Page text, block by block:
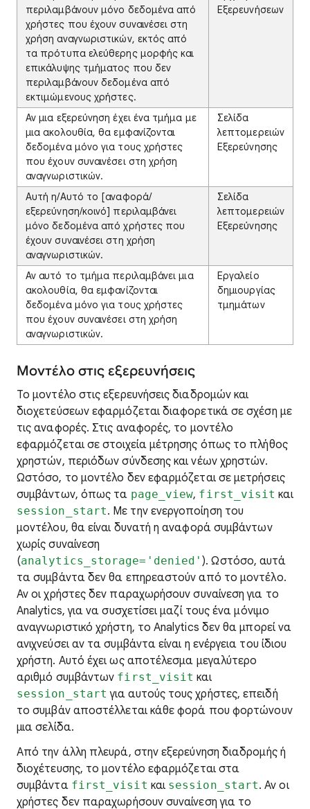
περιλαμβάνουν μόνο δεδομένα από
χρήστες που έχουν συναινέσει στη
χρήση αναγνωριστικών, εκτός από
τα πρότυπα ελεύθερης μορφής και
επικάλυψης τμήματος που δεν
περιλαμβάνουν δεδομένα από
εκτιμώμενους χρήστες.
Εξερευνήσεων
Αν μια εξερεύνηση έχει ένα τμήμα με
μια ακολουθία, θα εμφανίζονται
δεδομένα μόνο για τους χρήστες
που έχουν συναινέσει στη χρήση
αναγνωριστικών.
Σελίδα
λεπτομερειών
Εξερεύνησης
Αυτή η/Αυτό το [αναφορά/
εξερεύνηση/κοινό] περιλαμβάνει
μόνο δεδομένα από χρήστες που
έχουν συναινέσει στη χρήση
αναγνωριστικών.
Σελίδα
λεπτομερειών
Εξερεύνησης
Αν αυτό το τμήμα περιλαμβάνει μια
ακολουθία, θα εμφανίζονται
δεδομένα μόνο για τους χρήστες
που έχουν συναινέσει στη χρήση
αναγνωριστικών.
Εργαλείο
δημιουργίας
τμημάτων
Μοντέλο στις εξερευνήσεις
Το μοντέλο στις εξερευνήσεις διαδρομών και
διοχετεύσεων εφαρμόζεται διαφορετικά σε σχέση με
τις αναφορές. Στις αναφορές, το μοντέλο
εφαρμόζεται σε στοιχεία μέτρησης όπως το πλήθος
χρηστών, περιόδων σύνδεσης και νέων χρηστών.
Ωστόσο, το μοντέλο δεν εφαρμόζεται σε μετρήσεις
συμβάντων, όπως τα page_view, first_visit και
session_start. Με την ενεργοποίηση του
μοντέλου, θα είναι δυνατή η αναφορά συμβάντων
χωρίς συναίνεση
(analytics_storage='denied'). Ωστόσο, αυτά
τα συμβάντα δεν θα επηρεαστούν από το μοντέλο.
Αν οι χρήστες δεν παραχωρήσουν συναίνεση για το
Analytics, για να συσχετίσει μαζί τους ένα μόνιμο
αναγνωριστικό χρήστη, το Analytics δεν θα μπορεί να
ανιχνεύσει αν τα συμβάντα είναι η ενέργεια του ίδιου
χρήστη. Αυτό έχει ως αποτέλεσμα μεγαλύτερο
αριθμό συμβάντων first_visit και
session_start για αυτούς τους χρήστες, επειδή
το συμβάν αποστέλλεται κάθε φορά που φορτώνουν
μια σελίδα.
Από την άλλη πλευρά, στην εξερεύνηση διαδρομής ή
διοχέτευσης, το μοντέλο εφαρμόζεται στα
συμβάντα first_visit και session_start. Αν οι
χρήστες δεν παραχωρήσουν συναίνεση για το